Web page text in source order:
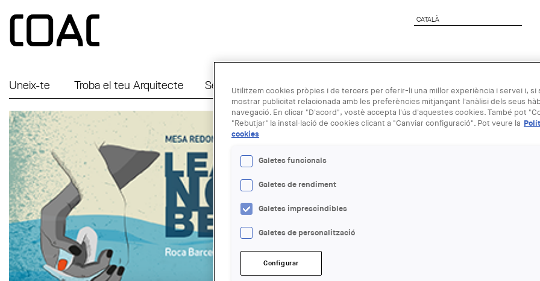
CATALÀ
CATALÀ
Uneix-te Troba el teu Arquitecte Serveis a Empreses Agenda Arquitectura Next Generation
20 MAR
'Leaving
Utilitzem cookies pròpies i de tercers per oferir-li una millor experiència i servei i, si
mostrar publicitat relacionada amb les preferències mitjançant l'anàlisi dels seus
navegació. En clicar "D'acord", vostè accepta l'ús d'aquestes cookies. També pot
"Rebutjar" la instal·lació de cookies clicant a "Canviar configuració". Pot veure la
cookies
Galetes funcionals
Galetes de rendiment
Galetes imprescindibles
Galetes de personalització
Configurar